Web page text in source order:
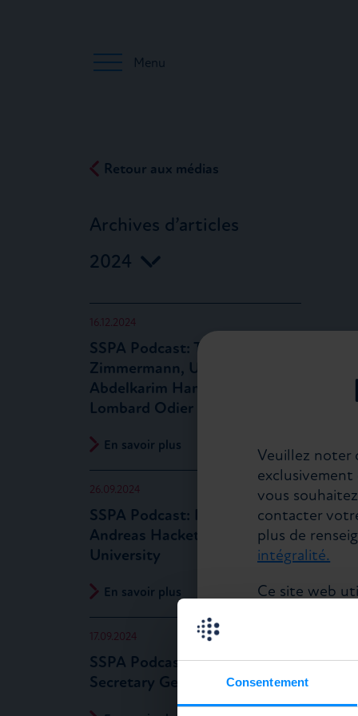
Consentement
Menu
Retour aux médias
Archives d’articles
2024
16.12.2024
SSPA Podcast: Tonia
Zimmermann, UMushroom, et
Abdelkarim Hamidouche,
Lombard Odier
En savoir plus
26.09.2024
SSPA Podcast: Prof. Dr.
Andreas Hackethal, Goethe
University
En savoir plus
17.09.2024
SSPA Podcast: Thomas Wulf,
Secretary General EUSIPA
Veuillez noter
exclusivement
vous
contacter
plus de
intégralité.
Ce site web